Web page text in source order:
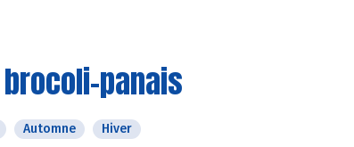
panais
Automne Hiver